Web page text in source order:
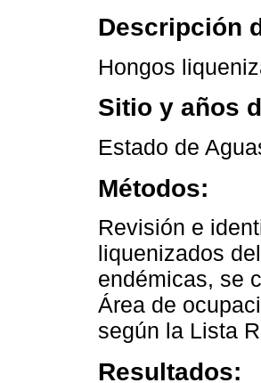
Descripción
Hongos
Sitio y años
Estado de
Métodos:
Revisión e
liquenizados
endémicas, se
Área de
según la Lista
Resultados: